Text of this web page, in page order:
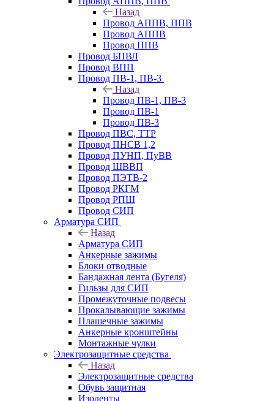
Назад
Провод АППВ, ППВ
Провод АППВ
Провод ППВ
Провод БПВЛ
Провод ВПП
Провод ПВ-1, ПВ-3
Назад
Провод ПВ-1, ПВ-3
Провод ПВ-1
Провод ПВ-3
Провод ПВС, ТТР
Провод ПНСВ 1,2
Провод ПУНП, ПуВВ
Провод ШВВП
Провод ПЭТВ-2
Провод РКГМ
Провод РПШ
Провод СИП
Арматура СИП
Назад
Арматура СИП
Анкерные зажимы
Блоки отводные
Бандажная лента (Бугеля)
Гильзы для СИП
Промежуточные подвесы
Прокалывающие зажимы
Плашечные зажимы
Анкерные кронштейны
Монтажные чулки
Электрозащитные средства
Назад
Электрозащитные средства
Обувь защитная
Изоленты